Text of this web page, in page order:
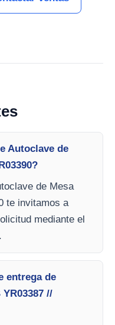
Autoclave de
de Mesa
te invitamos a
mediante el
entrega de
//